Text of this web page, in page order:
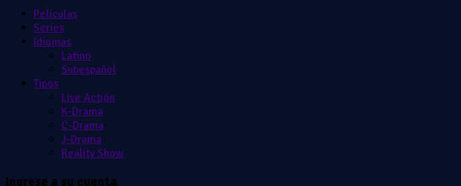
Peliculas
Series
Idiomas
Latino
Subespañol
Tipos
Live Actión
K-Drama
C-Drama
J-Drama
Reality Show
Ingrese a su cuenta